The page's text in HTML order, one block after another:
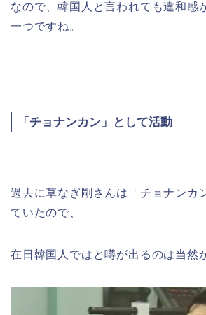
なので、韓国人と言われても違和感
一つですね。
「チョナンカン」として活動
過去に草なぎ剛さんは「チョナンカ
ていたので、
在日韓国人ではと噂が出るのは当然